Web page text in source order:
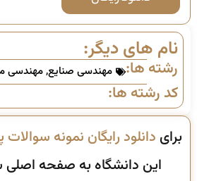
نام های دیگر:
رشته ها: مهندسی صنایع,مهندسی
کد رشته ها:
برای دانلود رایگان نمونه سوالات
این دانشگاه به صفحه اصلی